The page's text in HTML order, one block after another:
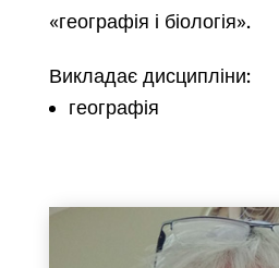
«географія і біологія».
Викладає дисципліни:
географія